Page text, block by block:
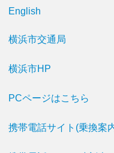
English
横浜市交通局
横浜市HP
PCページはこちら
携帯電話サイト(乗換案